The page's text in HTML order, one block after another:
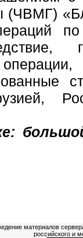
(ЧВМГ)
материалов
российского и